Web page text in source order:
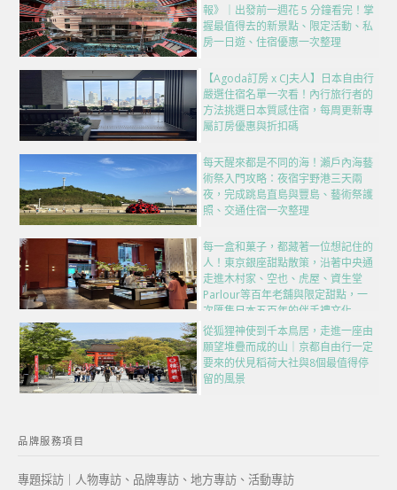
報》｜出發前一週花 5 分鐘看完！掌
握最值得去的新景點、限定活動、私
房一日遊、住宿優惠一次整理
【Agoda訂房 x CJ夫人】日本自由行
嚴選住宿名單一次看！內行旅行者的
方法挑選日本質感住宿，每周更新專
屬訂房優惠與折扣碼
每天醒來都是不同的海！瀨戶內海藝
術祭入門攻略：夜宿宇野港三天兩
夜，完成跳島直島與豐島、藝術祭護
照、交通住宿一次整理
每一盒和菓子，都藏著一位想記住的
人！東京銀座甜點散策，沿著中央通
走進木村家、空也、虎屋、資生堂
Parlour等百年老舖與限定甜點，一
次匯集日本五百年的伴手禮文化
從狐狸神使到千本鳥居，走進一座由
願望堆疊而成的山｜京都自由行一定
要來的伏見稻荷大社與8個最值得停
留的風景
品牌服務項目
專題採訪｜人物專訪、品牌專訪、地方專訪、活動專訪